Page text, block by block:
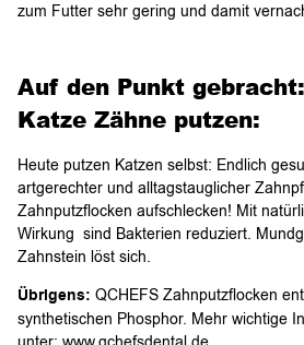
zum Futter sehr gering und damit
Auf den Punkt gebracht:
Katze Zähne putzen:
Heute putzen Katzen selbst: Endlich
artgerechter und alltagstauglicher
Zahnputzflocken aufschlecken! Mit
Wirkung sind Bakterien reduziert.
Zahnstein löst sich.
Übrigens: QCHEFS Zahnputzflocken
synthetischen Phosphor. Mehr wichtige